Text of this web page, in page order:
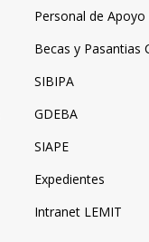
Personal de Apoyo
Becas y Pasantias
SIBIPA
GDEBA
SIAPE
Expedientes
Intranet LEMIT